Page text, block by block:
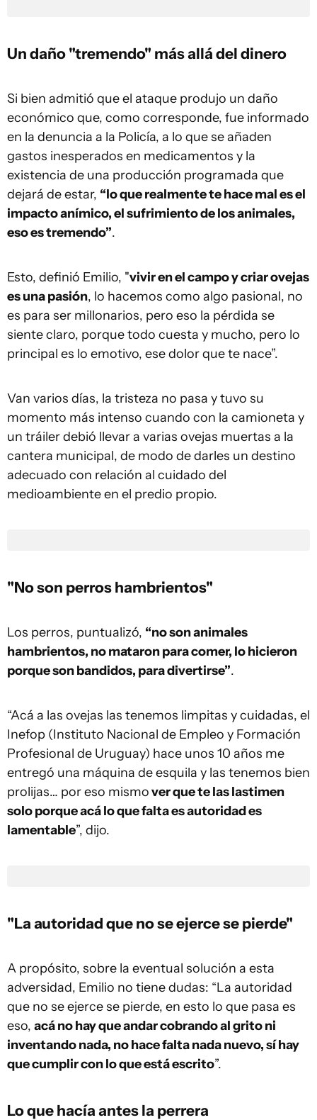
Un daño "tremendo" más allá del dinero
Si bien admitió que el ataque produjo un daño
económico que, como corresponde, fue informado
en la denuncia a la Policía, a lo que se añaden
gastos inesperados en medicamentos y la
existencia de una producción programada que
dejará de estar, “lo que realmente te hace mal es el
impacto anímico, el sufrimiento de los animales,
eso es tremendo”.
Esto, definió Emilio, "vivir en el campo y criar ovejas
es una pasión, lo hacemos como algo pasional, no
es para ser millonarios, pero eso la pérdida se
siente claro, porque todo cuesta y mucho, pero lo
principal es lo emotivo, ese dolor que te nace”.
Van varios días, la tristeza no pasa y tuvo su
momento más intenso cuando con la camioneta y
un tráiler debió llevar a varias ovejas muertas a la
cantera municipal, de modo de darles un destino
adecuado con relación al cuidado del
medioambiente en el predio propio.
"No son perros hambrientos"
Los perros, puntualizó, “no son animales
hambrientos, no mataron para comer, lo hicieron
porque son bandidos, para divertirse”.
“Acá a las ovejas las tenemos limpitas y cuidadas, el
Inefop (Instituto Nacional de Empleo y Formación
Profesional de Uruguay) hace unos 10 años me
entregó una máquina de esquila y las tenemos bien
prolijas… por eso mismover que te las lastimen
solo porque acá lo que falta es autoridad es
lamentable”, dijo.
"La autoridad que no se ejerce se pierde"
A propósito, sobre la eventual solución a esta
adversidad, Emilio no tiene dudas: “La autoridad
que no se ejerce se pierde, en esto lo que pasa es
eso, acá no hay que andar cobrando al grito ni
inventando nada, no hace falta nada nuevo, sí hay
que cumplir con lo que está escrito”.
Lo que hacía antes la perrera